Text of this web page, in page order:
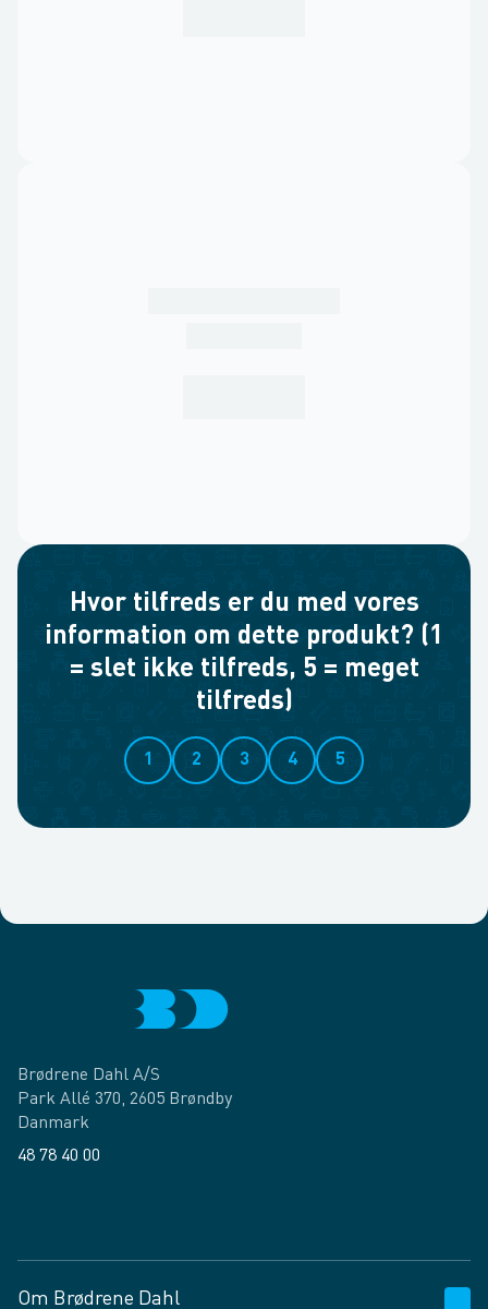
Hvor tilfreds er du med vores
information om dette produkt? (1
= slet ikke tilfreds, 5 = meget
tilfreds)
1 2 3 4 5
Brødrene Dahl A/S
Park Allé 370, 2605 Brøndby
Danmark
48 78 40 00
Om Brødrene Dahl